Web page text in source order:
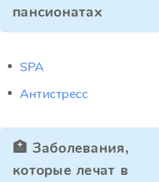
пансионатах
SPA
Антистресс
🏥 Заболевания,
которые лечат в